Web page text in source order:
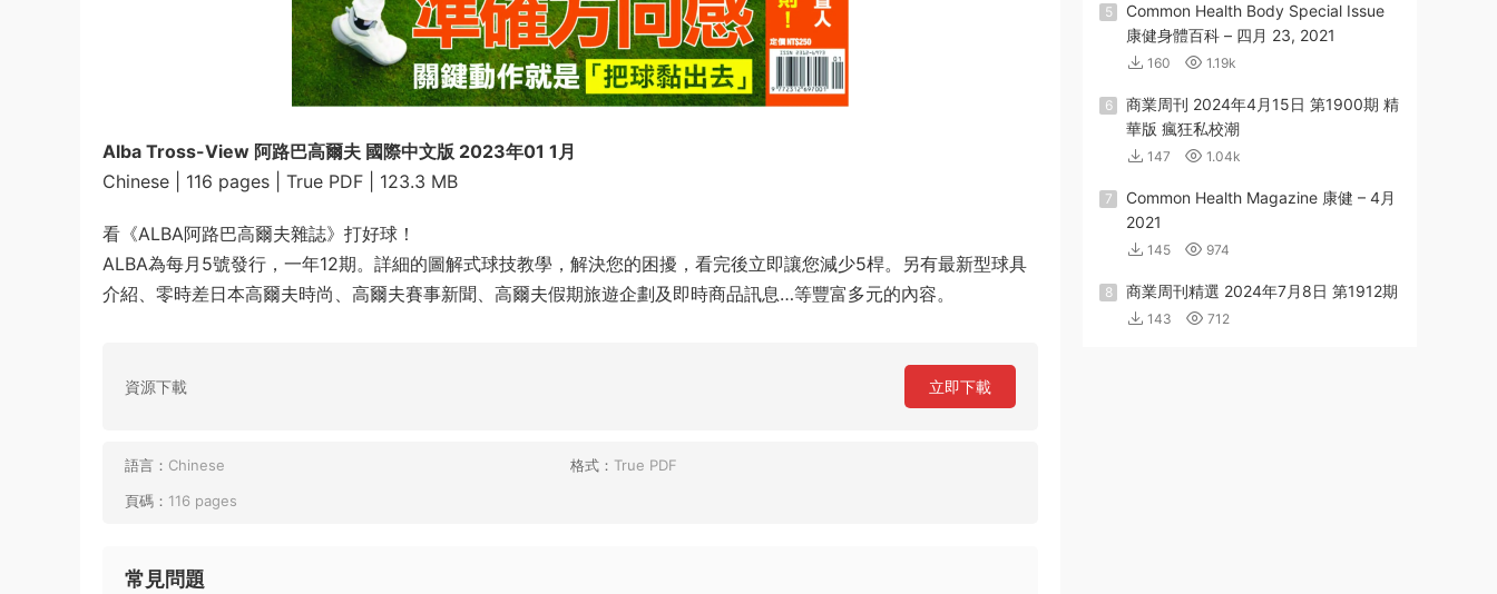
Alba Tross-View 阿路巴高爾夫 國際中文版 2023年01 1月
Chinese | 116 pages | True PDF | 123.3 MB
看《ALBA阿路巴高爾夫雜誌》打好球！
ALBA為每月5號發行，一年12期。詳細的圖解式球技教學，解決您的困擾，看完後立即讓您減少5桿。另有最新型球具
介紹、零時差日本高爾夫時尚、高爾夫賽事新聞、高爾夫假期旅遊企劃及即時商品訊息…等豐富多元的內容。
資源下載 立即下載
語言： Chinese 格式： True PDF
頁碼： 116 pages
常見問題
5
Common Health Body Special Issue
康健身體百科 – 四月 23, 2021
160 1.19k
6
商業周刊 2024年4月15日 第1900期 精
華版 瘋狂私校潮
147 1.04k
7
Common Health Magazine 康健 – 4月
2021
145 974
8 商業周刊精選 2024年7月8日 第1912期
143 712